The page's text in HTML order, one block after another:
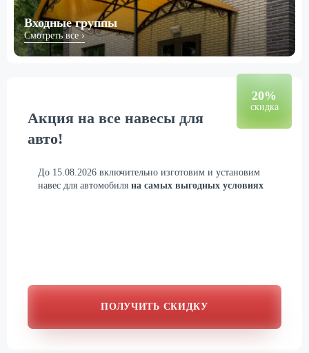
Входные группы
Смотреть все ›
20%
скидка
Акция на все навесы для
авто!
До 15.08.2026 включительно изготовим и установим
навес для автомобиля на самых выгодных условиях
ПОЛУЧИТЬ СКИДКУ